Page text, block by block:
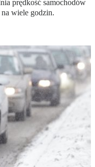
prędkość samochodów
wiele godzin.